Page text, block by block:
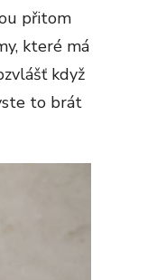
přitom
které má
když
to brát